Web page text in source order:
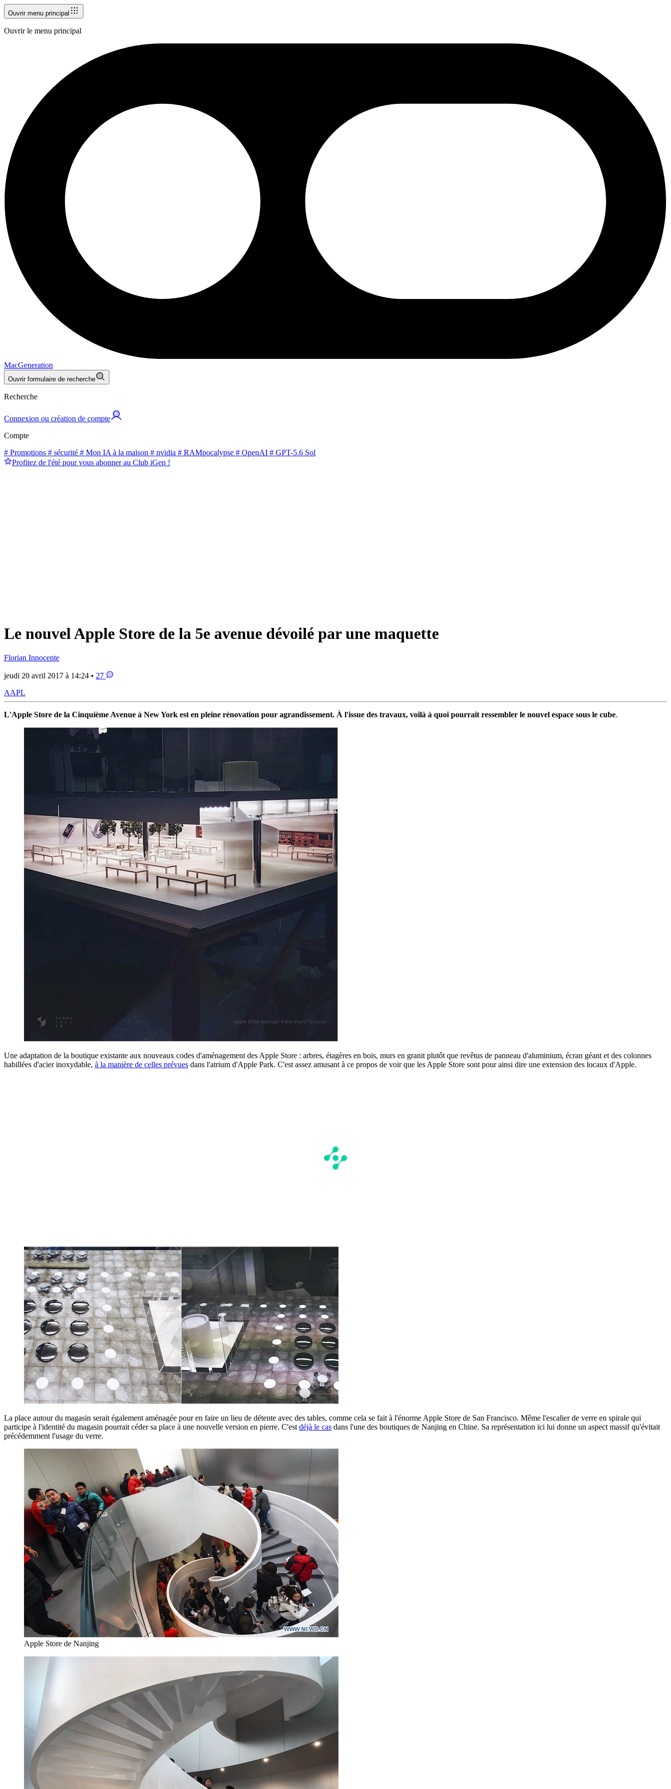
Ouvrir menu principal
Ouvrir le menu principal
MacGeneration
Ouvrir formulaire de recherche
Recherche
Connexion ou création de compte
Compte
# Promotions # sécurité # Mon IA à la maison # nvidia # RAMpocalypse # OpenAI # GPT-5.6 Sol
Profitez de l'été pour vous abonner au Club iGen !
Le nouvel Apple Store de la 5e avenue dévoilé par une maquette
Florian Innocente
jeudi 20 avril 2017 à 14:24 • 27
AAPL
L'Apple Store de la Cinquième Avenue à New York est en pleine rénovation pour agrandissement. À l'issue des travaux, voilà à quoi pourrait ressembler le nouvel espace sous le cube.
Une adaptation de la boutique existante aux nouveaux codes d'aménagement des Apple Store : arbres, étagères en bois, murs en granit plutôt que revêtus de panneau d'aluminium, écran géant et des colonnes
habillées d'acier inoxydable, à la manière de celles prévues dans l'atrium d'Apple Park. C'est assez amusant à ce propos de voir que les Apple Store sont pour ainsi dire une extension des locaux d'Apple.
La place autour du magasin serait également aménagée pour en faire un lieu de détente avec des tables, comme cela se fait à l'énorme Apple Store de San Francisco. Même l'escalier de verre en spirale qui
participe à l'identité du magasin pourrait céder sa place à une nouvelle version en pierre. C'est déjà le cas dans l'une des boutiques de Nanjing en Chine. Sa représentation ici lui donne un aspect massif qu'évitait
précédemment l'usage du verre.
Apple Store de Nanjing